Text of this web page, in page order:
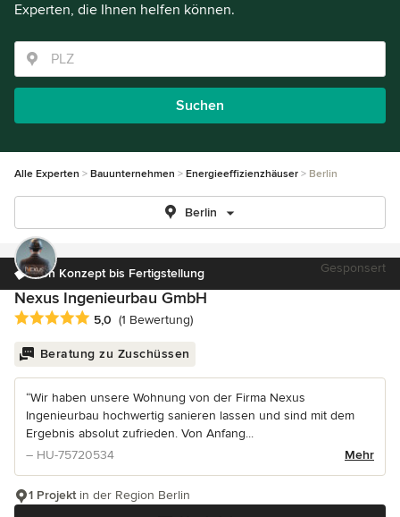
Experten, die Ihnen helfen können.
Suchen
Alle Experten Bauunternehmen Energieeffizienzhäuser Berlin
Berlin
Von Konzept bis Fertigstellung Gesponsert
Nexus Ingenieurbau GmbH
Durchschnittliche Bewertung: 5 von 5 Sternen
5,0 (1 Bewertung)
Beratung zu Zuschüssen
“Wir haben unsere Wohnung von der Firma Nexus
Ingenieurbau hochwertig sanieren lassen und sind mit dem
Ergebnis absolut zufrieden. Von Anfang...
– HU-75720534
Mehr
1 Projektin der Region Berlin